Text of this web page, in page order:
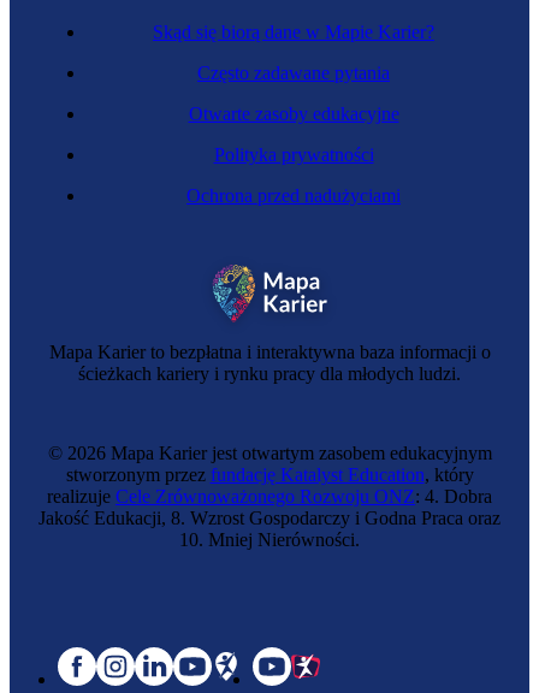
Mapa Karier to bezpłatna i interaktywna baza informacji o
ścieżkach kariery i rynku pracy dla młodych ludzi.
Skąd się biorą dane w Mapie Karier?
Często zadawane pytania
Otwarte zasoby edukacyjne
Polityka prywatności
Ochrona przed nadużyciami
© 2026 Mapa Karier jest otwartym zasobem edukacyjnym
stworzonym przez fundację Katalyst Education, który
realizuje Cele Zrównoważonego Rozwoju ONZ: 4. Dobra
Jakość Edukacji, 8. Wzrost Gospodarczy i Godna Praca oraz
10. Mniej Nierówności.